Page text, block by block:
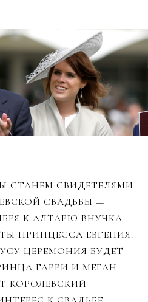
СТАНЕМ СВИДЕТЕЛЯМИ
СВАДЬБЫ —
К АЛТАРЮ ВНУЧКА
ПРИНЦЕССА ЕВГЕНИЯ.
ЦЕРЕМОНИЯ БУДЕТ
ГАРРИ И МЕГАН
КОРОЛЕВСКИЙ